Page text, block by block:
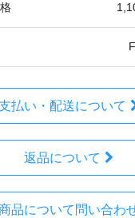
払い・配送について
返品について
品について問い合わ